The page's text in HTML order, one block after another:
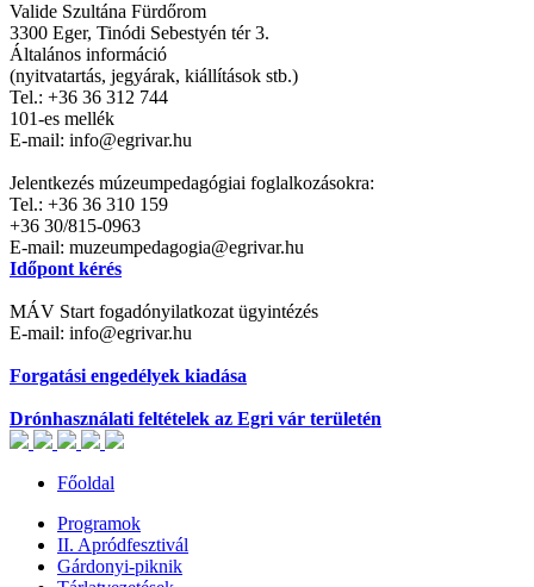
Valide Szultána Fürdőrom
3300 Eger, Tinódi Sebestyén tér 3.
Általános információ
(nyitvatartás, jegyárak, kiállítások stb.)
Tel.: +36 36 312 744
101-es mellék
E-mail: info@egrivar.hu
Jelentkezés múzeumpedagógiai foglalkozásokra:
Tel.: +36 36 310 159
+36 30/815-0963
E-mail: muzeumpedagogia@egrivar.hu
Időpont kérés
MÁV Start fogadónyilatkozat ügyintézés
E-mail: info@egrivar.hu
Forgatási engedélyek kiadása
Drónhasználati feltételek az Egri vár területén
Főoldal
Programok
II. Apródfesztivál
Gárdonyi-piknik